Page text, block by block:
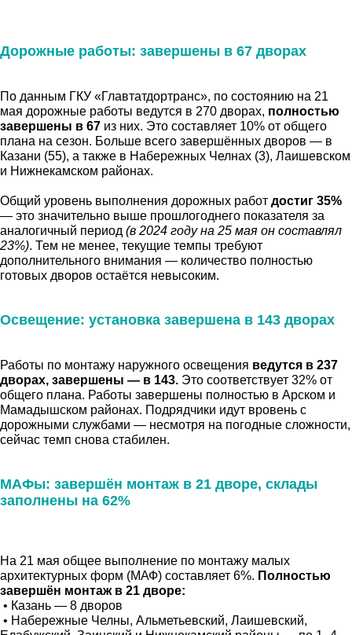
Дорожные работы: завершены в 67 дворах
По данным ГКУ «Главтатдортранс», по состоянию на 21
мая дорожные работы ведутся в 270 дворах, полностью
завершены в 67 из них. Это составляет 10% от общего
плана на сезон. Больше всего завершённых дворов — в
Казани (55), а также в Набережных Челнах (3), Лаишевском
и Нижнекамском районах.
Общий уровень выполнения дорожных работ достиг 35%
— это значительно выше прошлогоднего показателя за
аналогичный период (в 2024 году на 25 мая он составлял
23%). Тем не менее, текущие темпы требуют
дополнительного внимания — количество полностью
готовых дворов остаётся невысоким.
Освещение: установка завершена в 143 дворах
Работы по монтажу наружного освещения ведутся в 237
дворах, завершены — в 143. Это соответствует 32% от
общего плана. Работы завершены полностью в Арском и
Мамадышском районах. Подрядчики идут вровень с
дорожными службами — несмотря на погодные сложности,
сейчас темп снова стабилен.
МАФы: завершён монтаж в 21 дворе, склады
заполнены на 62%
На 21 мая общее выполнение по монтажу малых
архитектурных форм (МАФ) составляет 6%. Полностью
завершён монтаж в 21 дворе:
• Казань — 8 дворов
• Набережные Челны, Альметьевский, Лаишевский,